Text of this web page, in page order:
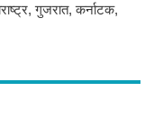
गुजरात, कर्नाटक,